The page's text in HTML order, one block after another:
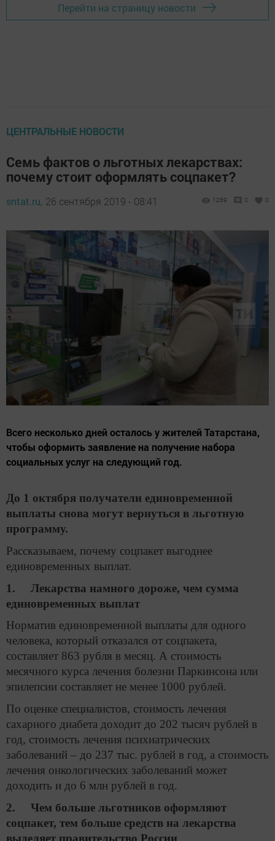
Перейти на страницу новости
ЦЕНТРАЛЬНЫЕ НОВОСТИ
Семь фактов о льготных лекарствах:
почему стоит оформлять соцпакет?
sntat.ru, 26 сентября 2019 - 08:41 1269 0 0
Всего несколько дней осталось у жителей Татарстана,
чтобы оформить заявление на получение набора
социальных услуг на следующий год.
До 1 октября получатели единовременной
выплаты снова могут вернуться в льготную
программу.
Рассказываем, почему соцпакет выгоднее
единовременных выплат.
1. Лекарства намного дороже, чем сумма
единовременных выплат
Норматив единовременной выплаты для одного
человека, который отказался от соцпакета,
составляет 863 рубля в месяц. А стоимость
месячного курса лечения болезни Паркинсона или
эпилепсии составляет не менее 1000 рублей.
По оценке специалистов, стоимость лечения
сахарного диабета доходит до 202 тысяч рублей в
год, стоимость лечения психиатрических
заболеваний – до 237 тыс. рублей в год, а стоимость
лечения онкологических заболеваний может
доходить и до 6 млн рублей в год.
2. Чем больше льготников оформляют
соцпакет, тем больше средств на лекарства
выделяет правительство России